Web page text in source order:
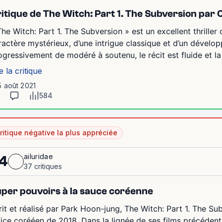
de The Witch: Part 1. The Subversion par
Witch: Part 1. The Subversion » est un excellent thriller
mystérieux, d’une intrigue classique et d’un
de modéré à soutenu, le récit est fluide et
la critique
août 2021
584
négative la plus appréciée
ailuridae
37 critiques
pouvoirs à la sauce coréenne
et réalisé par Park Hoon-jung, The Witch: Part 1. The